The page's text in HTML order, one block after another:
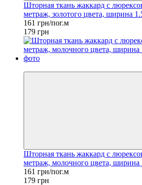
Шторная ткань жаккард с
метраж, золотого цвета, ширина
161 грн/пог.м
179 грн
Шторная ткань жаккард с
метраж, молочного цвета,
161 грн/пог.м
179 грн